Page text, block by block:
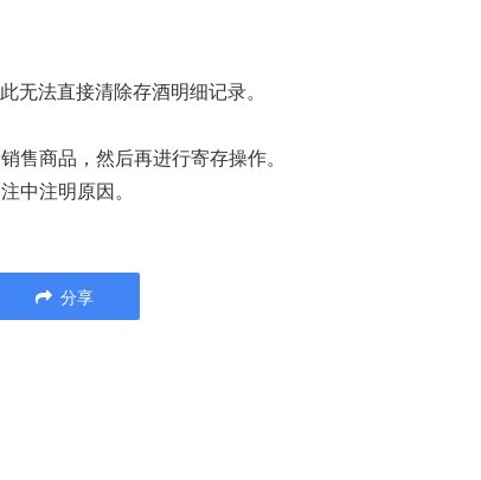
无法直接清除存酒明细记录。
售商品，然后再进行寄存操作。
中注明原因。
分享